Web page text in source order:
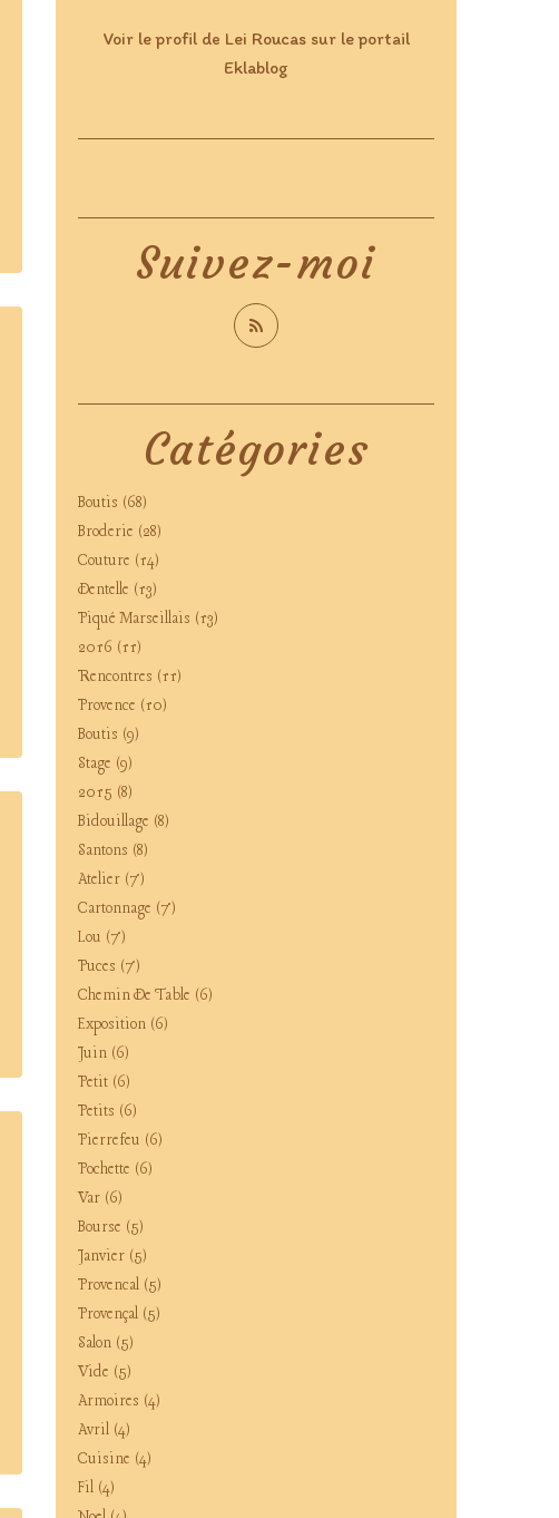
Catégories
Boutis (68)
Broderie (28)
Couture (14)
Dentelle (13)
Piqué Marseillais (13)
2016 (11)
Rencontres (11)
Provence (10)
Boutis (9)
Stage (9)
2015 (8)
Bidouillage (8)
Santons (8)
Atelier (7)
Cartonnage (7)
Lou (7)
Puces (7)
Chemin De Table (6)
Exposition (6)
Juin (6)
Petit (6)
Petits (6)
Pierrefeu (6)
Pochette (6)
Var (6)
Bourse (5)
Janvier (5)
Provencal (5)
Provençal (5)
Salon (5)
Vide (5)
Armoires (4)
Avril (4)
Cuisine (4)
Fil (4)
Suivez-moi
Voir le profil de Lei Roucassur le portail
Eklablog